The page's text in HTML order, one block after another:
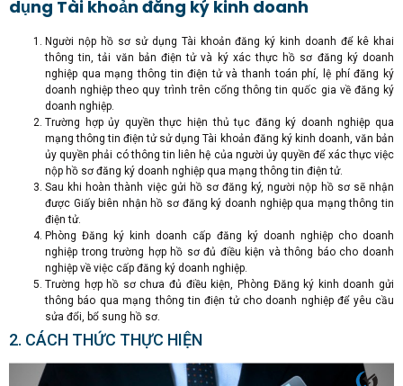
dụng Tài khoản đăng ký kinh doanh
Người nộp hồ sơ sử dụng Tài khoản đăng ký kinh doanh để kê khai
thông tin, tải văn bản điện tử và ký xác thực hồ sơ đăng ký doanh
nghiệp qua mạng thông tin điện tử và thanh toán phí, lệ phí đăng ký
doanh nghiệp theo quy trình trên cổng thông tin quốc gia về đăng ký
doanh nghiệp.
Trường hợp ủy quyền thực hiện thủ tục đăng ký doanh nghiệp qua
mạng thông tin điện tử sử dụng Tài khoản đăng ký kinh doanh, văn bản
ủy quyền phải có thông tin liên hệ của người ủy quyền để xác thực việc
nộp hồ sơ đăng ký doanh nghiệp qua mạng thông tin điện tử.
Sau khi hoàn thành việc gửi hồ sơ đăng ký, người nộp hồ sơ sẽ nhận
được Giấy biên nhận hồ sơ đăng ký doanh nghiệp qua mạng thông tin
điện tử.
Phòng Đăng ký kinh doanh cấp đăng ký doanh nghiệp cho doanh
nghiệp trong trường hợp hồ sơ đủ điều kiện và thông báo cho doanh
nghiệp về việc cấp đăng ký doanh nghiệp.
Trường hợp hồ sơ chưa đủ điều kiện, Phòng Đăng ký kinh doanh gửi
thông báo qua mạng thông tin điện tử cho doanh nghiệp để yêu cầu
sửa đổi, bổ sung hồ sơ.
2. CÁCH THỨC THỰC HIỆN